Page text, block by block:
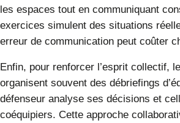
les espaces tout en communiquant
exercices simulent des situations
erreur de communication peut coûter
Enfin, pour renforcer l’esprit collectif,
organisent souvent des débriefings
défenseur analyse ses décisions et
coéquipiers. Cette approche